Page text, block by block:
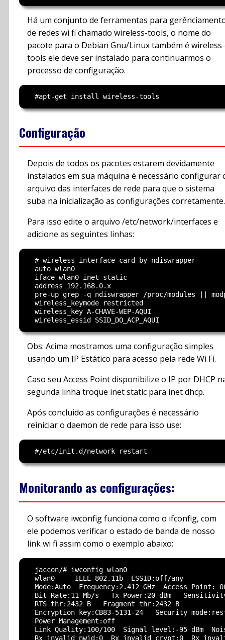
Há um conjunto de ferramentas para
de redes wi fi chamado wireless-tools, o nome do
pacote para o Debian Gnu/Linux também é wireless-
tools ele deve ser instalado para continuarmos o
processo de configuração.
Configuração
Depois de todos os pacotes estarem devidamente
instalados em sua máquina é necessário configurar
arquivo das interfaces de rede para que o sistema
suba na inicialização as configurações corretamente.
Para isso edite o arquivo /etc/network/interfaces e
adicione as seguintes linhas:
  # wireless interface card by ndiswrapper
  auto wlan0
  iface wlan0 inet static
  address 192.168.0.x
pre-up grep -q ndiswrapper /proc/modules ||
  wireless_keymode restricted
  wireless_key A-CHAVE-WEP-AQUI
Obs: Acima mostramos uma configuração simples
usando um IP Estático para acesso pela rede Wi Fi.
Caso seu Access Point disponibilize o IP por DHCP
segunda linha troque inet static para inet dhcp.
Após concluido as configurações é necessário
reiniciar o daemon de rede para isso use:
Monitorando as configurações:
O software iwconfig funciona como o ifconfig, com
ele podemos verificar o estado de banda de nosso
link wi fi assim como o exemplo abaixo:
  jaccon/# iwconfig wlan0
  wlan0     IEEE 802.11b  ESSID:off/any
Mode:Auto  Frequency:2.412 GHz  Access Point:
Bit Rate:11 Mb/s   Tx-Power:20 dBm
  RTS thr:2432 B   Fragment thr:2432 B
Encryption key:CB83-5131-24   Security
  Power Management:off
Link Quality:100/100  Signal level:-95 dBm
Rx invalid nwid:0  Rx invalid crypt:0  Rx